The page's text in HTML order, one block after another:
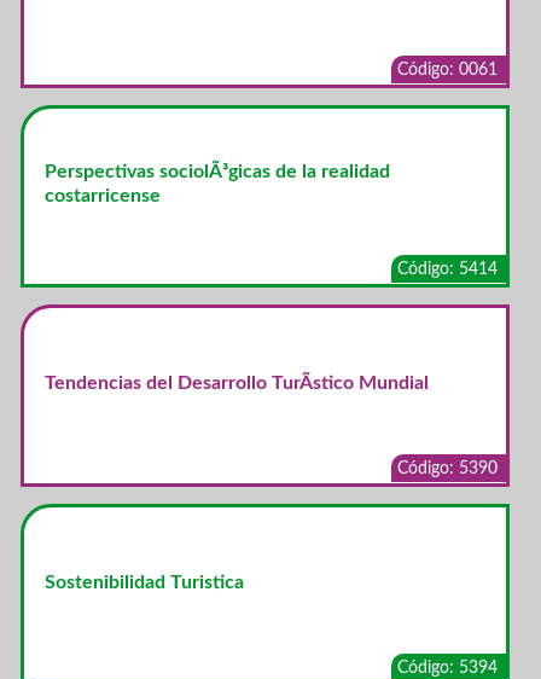
Código: 0061
Perspectivas sociolÃ³gicas de la realidad
costarricense
Código: 5414
Tendencias del Desarrollo TurÃ­stico Mundial
Código: 5390
Sostenibilidad Turistica
Código: 5394